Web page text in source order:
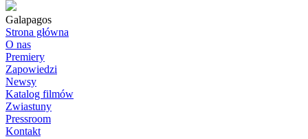
Galapagos
Strona główna
O nas
Premiery
Zapowiedzi
Newsy
Katalog filmów
Zwiastuny
Pressroom
Kontakt